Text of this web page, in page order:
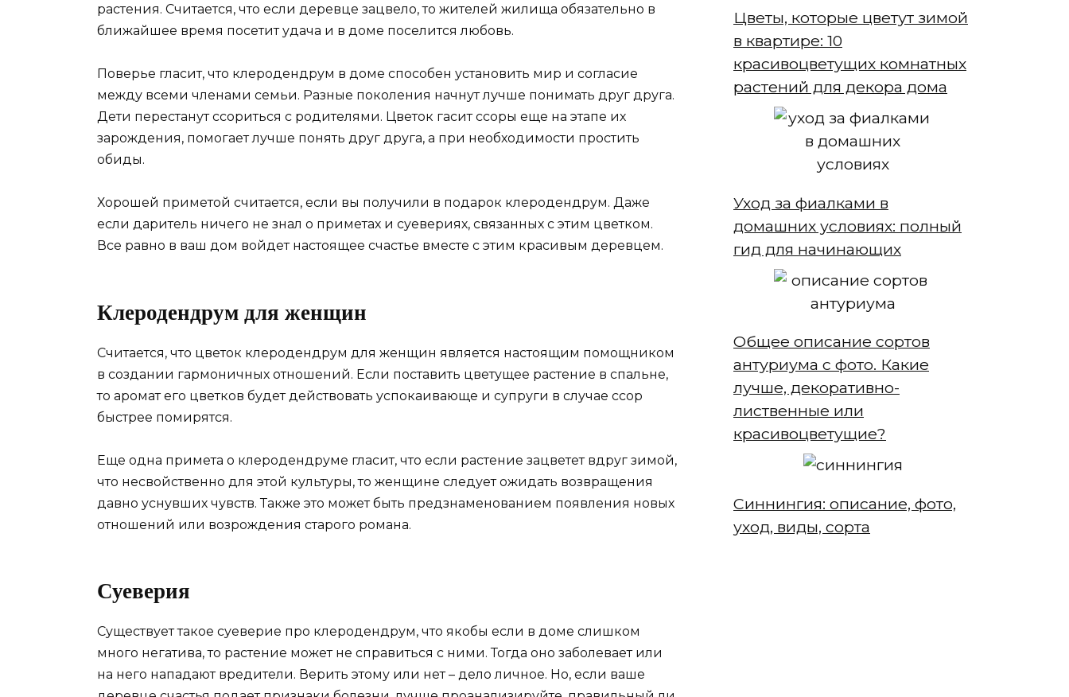
растения. Считается, что если деревце зацвело, то жителей жилища обязательно в
ближайшее время посетит удача и в доме поселится любовь.
Поверье гласит, что клеродендрум в доме способен установить мир и согласие
между всеми членами семьи. Разные поколения начнут лучше понимать друг друга.
Дети перестанут ссориться с родителями. Цветок гасит ссоры еще на этапе их
зарождения, помогает лучше понять друг друга, а при необходимости простить
обиды.
Хорошей приметой считается, если вы получили в подарок клеродендрум. Даже
если даритель ничего не знал о приметах и суевериях, связанных с этим цветком.
Все равно в ваш дом войдет настоящее счастье вместе с этим красивым деревцем.
Клеродендрум для женщин
Считается, что цветок клеродендрум для женщин является настоящим помощником
в создании гармоничных отношений. Если поставить цветущее растение в спальне,
то аромат его цветков будет действовать успокаивающе и супруги в случае ссор
быстрее помирятся.
Еще одна примета о клеродендруме гласит, что если растение зацветет вдруг зимой,
что несвойственно для этой культуры, то женщине следует ожидать возвращения
давно уснувших чувств. Также это может быть предзнаменованием появления новых
отношений или возрождения старого романа.
Суеверия
Существует такое суеверие про клеродендрум, что якобы если в доме слишком
много негатива, то растение может не справиться с ними. Тогда оно заболевает или
на него нападают вредители. Верить этому или нет – дело личное. Но, если ваше
Цветы, которые цветут зимой
в квартире: 10
красивоцветущих комнатных
растений для декора дома
Уход за фиалками в
домашних условиях: полный
гид для начинающих
Общее описание сортов
антуриума с фото. Какие
лучше, декоративно-
лиственные или
красивоцветущие?
Синнингия: описание, фото,
уход, виды, сорта